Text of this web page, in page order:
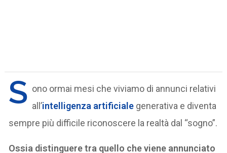
S ono ormai mesi che viviamo di annunci relativi
all’intelligenza artificiale generativa e diventa
sempre più difficile riconoscere la realtà dal “sogno”.
Ossia distinguere tra quello che viene annunciato